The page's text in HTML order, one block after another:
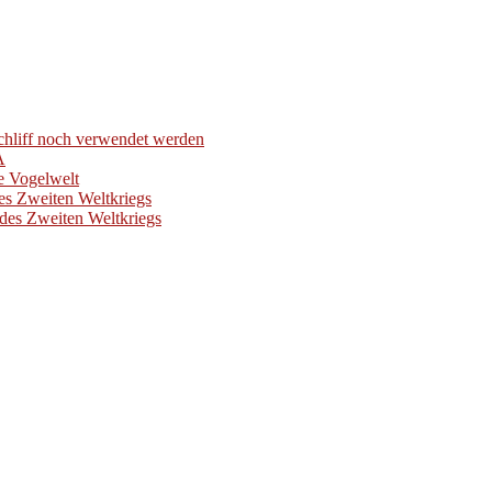
noch verwendet werden
Vogelwelt
Zweiten Weltkriegs
Zweiten Weltkriegs